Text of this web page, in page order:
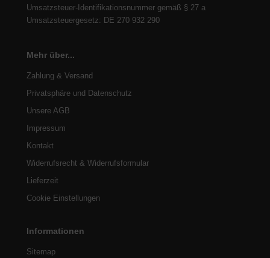
Umsatzsteuer-Identifikationsnummer gemäß § 27 a
Umsatzsteuergesetz: DE 270 932 290
Mehr über...
Zahlung & Versand
Privatsphäre und Datenschutz
Unsere AGB
Impressum
Kontakt
Widerrufsrecht & Widerrufsformular
Lieferzeit
Cookie Einstellungen
Informationen
Sitemap